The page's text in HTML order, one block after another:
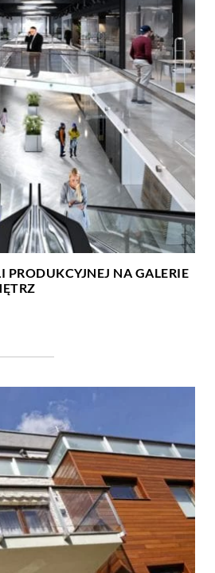
PRODUKCYJNEJ NA GALERIE